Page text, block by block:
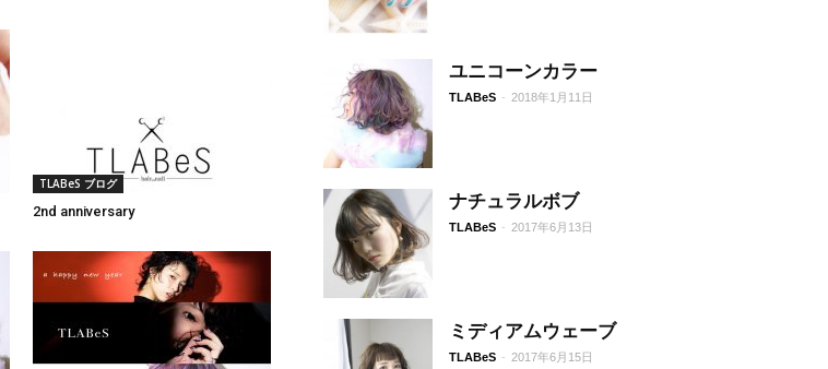
TLABeS ブログ
2nd anniversary
ユニコーンカラー
TLABeS - 2018年1月11日
ナチュラルボブ
TLABeS - 2017年6月13日
ミディアムウェーブ
TLABeS - 2017年6月15日